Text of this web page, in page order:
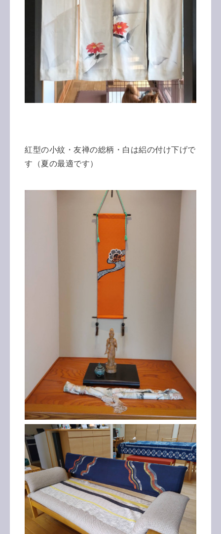
紅型の小紋・友禅の総柄・白は絽の付け下げで
す（夏の最適です）